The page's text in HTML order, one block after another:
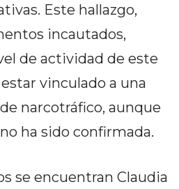
Este hallazgo,
incautados,
de actividad de este
vinculado a una
narcotráfico, aunque
ha sido confirmada.
se encuentran Claudia